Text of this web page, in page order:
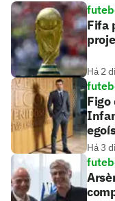
Fifa
Há 2
Figo
Há 3